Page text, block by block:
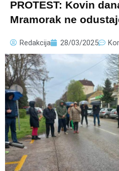
PROTEST: Kovin
Mramorak ne
Redakcija 28/03/2025